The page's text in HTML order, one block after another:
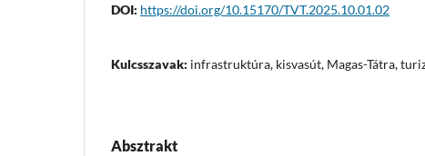
DOI: https://doi.org/10.15170/TVT.2025.10.01.02
Kulcsszavak: infrastruktúra, kisvasút, Magas-Tátra,
Absztrakt